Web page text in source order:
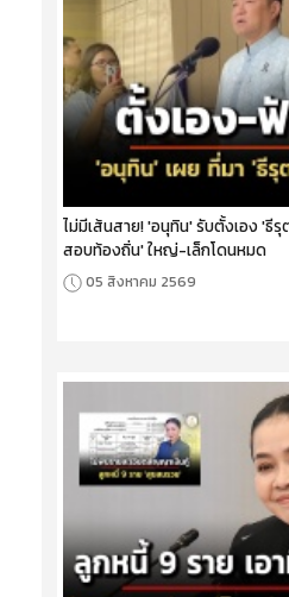
ไม่มีเส้นสาย! 'อนุทิน' รับตั้งเอง 'ธี
สอบท้องถิ่น' ใหญ่-เล็กโดนหมด
05 สิงหาคม 2569